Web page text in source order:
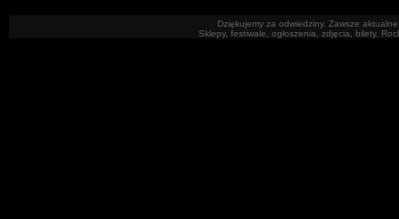
Dziękujemy za odwiedziny. Zawsze
Sklepy, festiwale, ogłoszenia, zdjęcia, bilety.